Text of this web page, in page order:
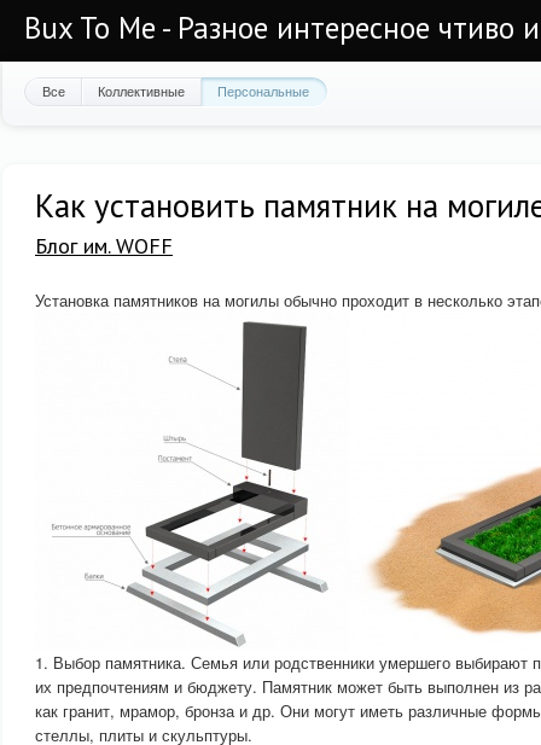
Bux To Me - Разное интересное чтиво
Все Коллективные Персональные
Как установить памятник на
Блог им. WOFF
Установка памятников на могилы обычно проходит в несколько
1. Выбор памятника. Семья или родственники умершего выбирают
их предпочтениям и бюджету. Памятник может быть выполнен из
как гранит, мрамор, бронза и др. Они могут иметь различные
стеллы, плиты и скульптуры.